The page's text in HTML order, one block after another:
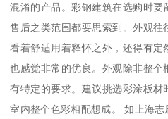
混淆的产品。彩钢建筑在选购时要
售后之类范围都要思索到。外观往
看着舒适用着释怀之外，还得有定
也感觉非常的优良。外观除非整
有特定的要求。建议挑选彩涂板
室内整个色彩相配想成。 如上海